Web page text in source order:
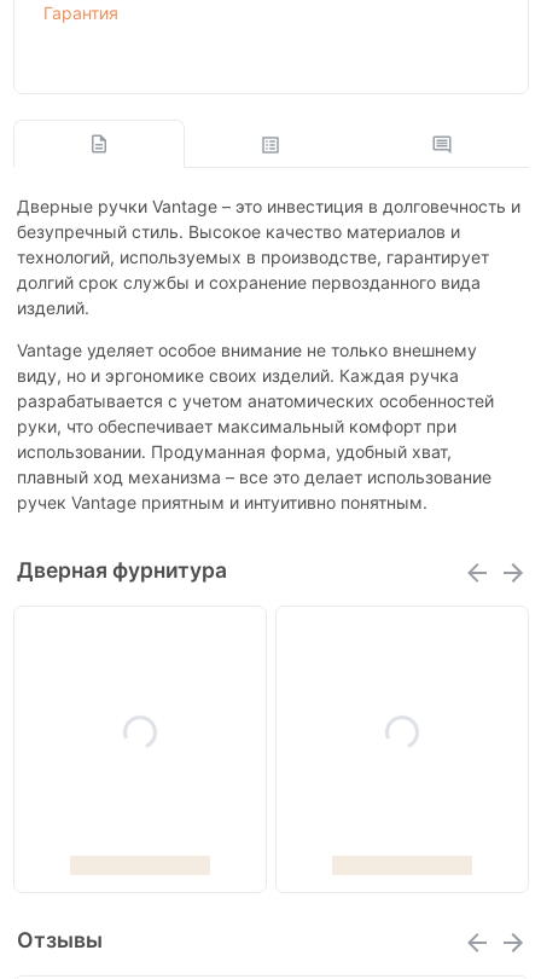
Гарантия
Дверные ручки Vantage – это инвестиция в долговечность и
безупречный стиль. Высокое качество материалов и
технологий, используемых в производстве, гарантирует
долгий срок службы и сохранение первозданного вида
изделий.
Vantage уделяет особое внимание не только внешнему
виду, но и эргономике своих изделий. Каждая ручка
разрабатывается с учетом анатомических особенностей
руки, что обеспечивает максимальный комфорт при
использовании. Продуманная форма, удобный хват,
плавный ход механизма – все это делает использование
ручек Vantage приятным и интуитивно понятным.
Дверная фурнитура
Отзывы